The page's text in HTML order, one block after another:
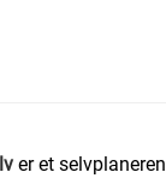
er et